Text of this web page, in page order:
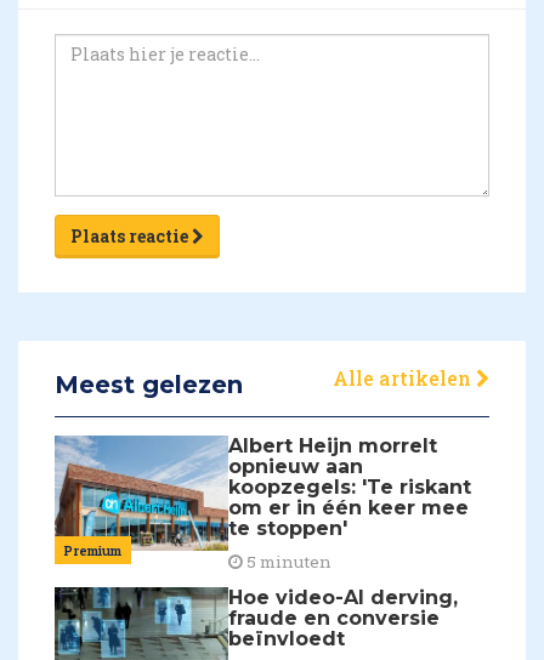
Plaats reactie
Meest gelezen Alle artikelen
Premium
Albert Heijn morrelt
opnieuw aan
koopzegels: 'Te riskant
om er in één keer mee
te stoppen'
5 minuten
Hoe video-AI derving,
fraude en conversie
beïnvloedt